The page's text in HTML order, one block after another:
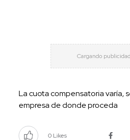
La cuota compensatoria varía,
empresa de donde proceda
0 Likes